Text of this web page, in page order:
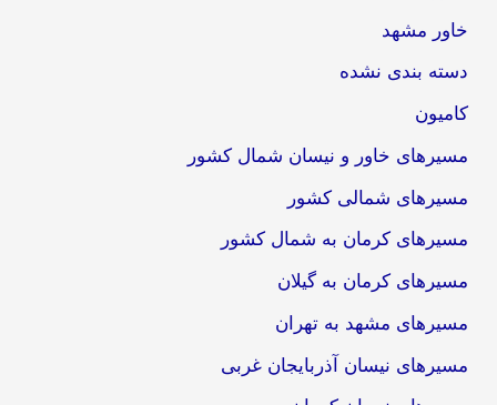
خاور مشهد
دسته بندی نشده
کامیون
مسیرهای خاور و نیسان شمال کشور
مسیرهای شمالی کشور
مسیرهای کرمان به شمال کشور
مسیرهای کرمان به گیلان
مسیرهای مشهد به تهران
مسیرهای نیسان آذربایجان غربی